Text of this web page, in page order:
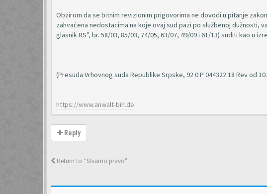
Obzirom da se bitnim revizionim prigovorima ne dovodi u pitanje
zahvaćena nedostacima na koje ovaj sud pazi po službenoj dužnosti,
glasnik RS", br. 58/03, 85/03, 74/05, 63/07, 49/09 i 61/13) suditi kao u
(Presuda Vrhovnog suda Republike Srpske, 92 0 P 044322 18 Rev od
https://www.anwalt-bih.de
Reply
Return to “Stvarno pravo”